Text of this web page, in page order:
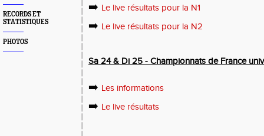
RECORDS ET
STATISTIQUES
PHOTOS
➡️ Le live résultats pour la N1
➡️ Le live résultats pour la N2
Sa 24 & Di 25 - Championnats de France
➡️ Les informations
➡️ Le live résultats